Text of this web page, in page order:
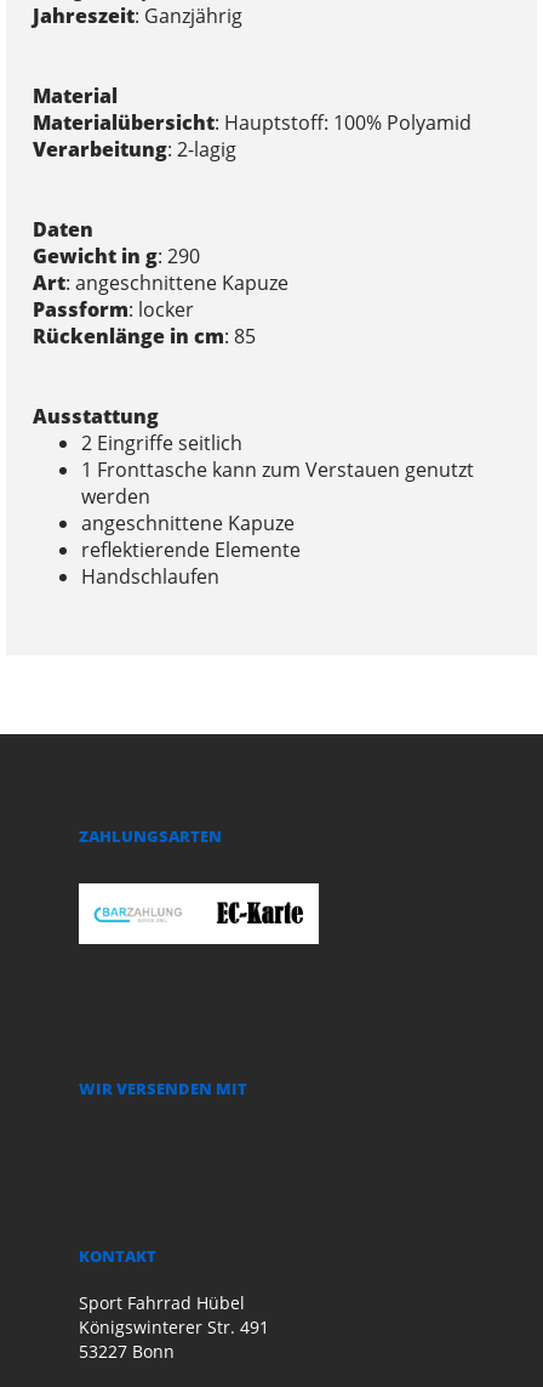
Jahreszeit: Ganzjährig
Material
Materialübersicht: Hauptstoff: 100% Polyamid
Verarbeitung: 2-lagig
Daten
Gewicht in g: 290
Art: angeschnittene Kapuze
Passform: locker
Rückenlänge in cm: 85
Ausstattung
2 Eingriffe seitlich
1 Fronttasche kann zum Verstauen genutzt
werden
angeschnittene Kapuze
reflektierende Elemente
Handschlaufen
ZAHLUNGSARTEN
WIR VERSENDEN MIT
KONTAKT
Sport Fahrrad Hübel
Königswinterer Str. 491
53227 Bonn